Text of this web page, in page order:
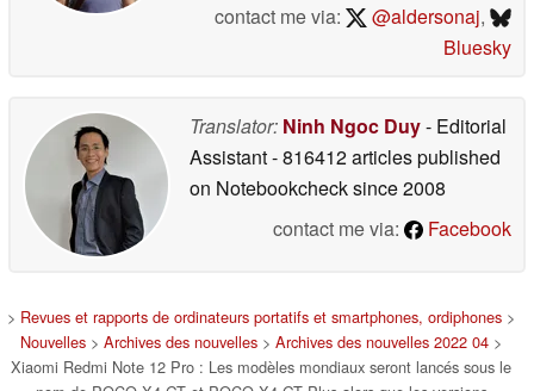
contact me via:
@aldersonaj,
Bluesky
Translator: Ninh Ngoc Duy- Editorial
Assistant- 816412 articles published
on Notebookchecksince 2008
contact me via:
Facebook
> Revues et rapports de ordinateurs portatifs et smartphones, ordiphones >
Nouvelles > Archives des nouvelles > Archives des nouvelles 2022 04 >
Xiaomi Redmi Note 12 Pro : Les modèles mondiaux seront lancés sous le